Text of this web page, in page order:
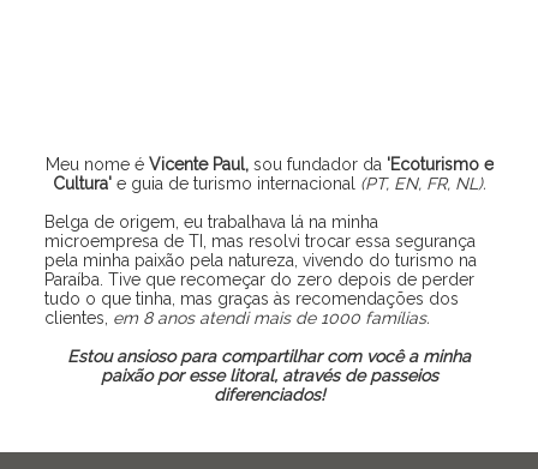
Meu nome é Vicente Paul,sou fundador da 'Ecoturismo e
Cultura'e guia de turismo internacional (PT, EN, FR, NL).
Belga de origem, eu trabalhava lá na minha
microempresa de TI, mas resolvi trocar essa segurança
pela minha paixão pela natureza, vivendo do turismo na
Paraíba. Tive que recomeçar do zero depois de perder
tudo o que tinha, mas graças às recomendações dos
clientes, em 8 anos atendi mais de 1000 famílias.
Estou ansioso para compartilhar com você a minha
paixão por esse litoral, através de passeios
diferenciados!